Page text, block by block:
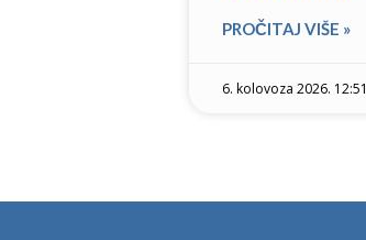
PROČITAJ VIŠE »
6. kolovoza 2026. 12:51